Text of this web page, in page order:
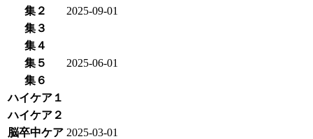
集２
2025-09-01
集３
集４
集５
2025-06-01
集６
ハイケア１
ハイケア２
脳卒中ケア 2025-03-01